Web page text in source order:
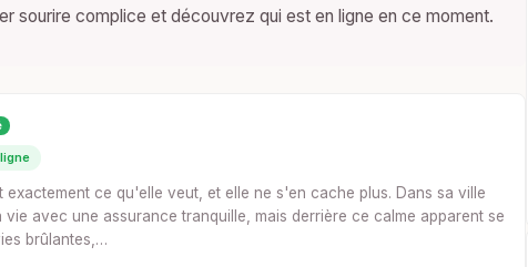
sourire complice et découvrez qui est en ligne en ce moment.
ce qu'elle veut, et elle ne s'en cache plus. Dans sa ville
vie avec une assurance tranquille, mais derrière ce calme apparent se
brûlantes,…